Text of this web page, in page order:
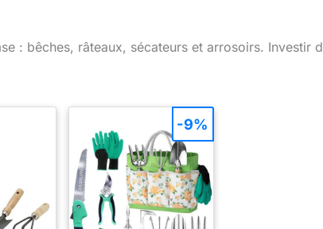
: bêches, râteaux, sécateurs et arrosoirs. Investir
-9%